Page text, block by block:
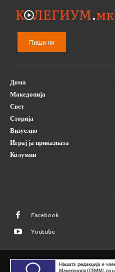
Пиши ни
Дома
Македонија
Свет
Сторија
Визуелно
Играј ја приказната
Колумни
Facebook
Youtube